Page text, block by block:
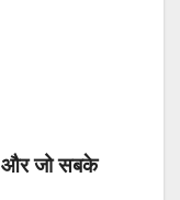
और जो सबके